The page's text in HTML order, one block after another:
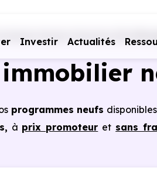
Investir Actualités
Haute-Garonne (31)
programmes neufs
à prix promoteur et sans